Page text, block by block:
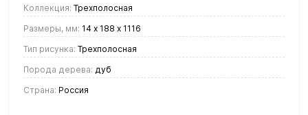
Коллекция: Трехполосная
Размеры, мм: 14 х 188 х 1116
Тип рисунка: Трехполосная
Порода дерева: дуб
Страна: Россия